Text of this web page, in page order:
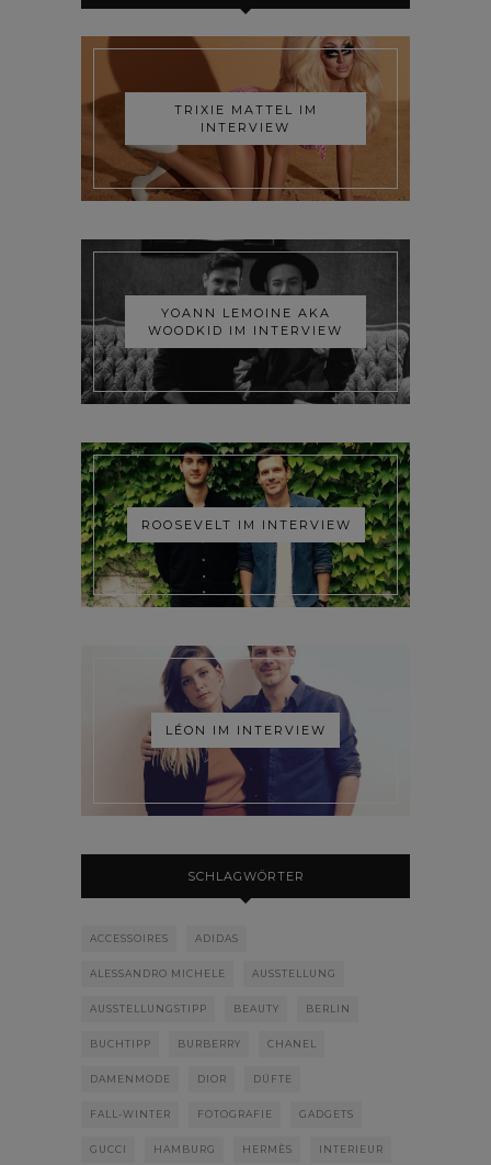
TRIXIE MATTEL IM
INTERVIEW
YOANN LEMOINE AKA
WOODKID IM INTERVIEW
ROOSEVELT IM INTERVIEW
LÉON IM INTERVIEW
SCHLAGWÖRTER
ACCESSOIRES ADIDAS
ALESSANDRO MICHELE AUSSTELLUNG
AUSSTELLUNGSTIPP BEAUTY BERLIN
BUCHTIPP BURBERRY CHANEL
DAMENMODE DIOR DÜFTE
FALL-WINTER FOTOGRAFIE GADGETS
GUCCI HAMBURG HERMÈS INTERIEUR